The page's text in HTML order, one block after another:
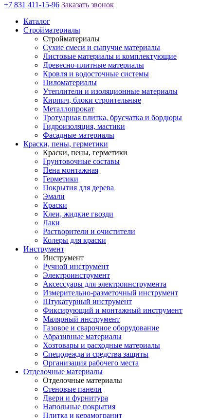
+7 831 411-15-96 Заказать звонок
Каталог
Стройматериалы
Стройматериалы
Сухие смеси и сыпучие материалы
Листовые материалы и комплектующие
Древесно-плитные материалы
Кровля и водосточные системы
Пиломатериалы
Утеплители и изоляционные материалы
Кирпич, блоки строительные
Металлопрокат
Тротуарная плитка, брусчатка и бордюры
Гидроизоляция, мастики
Фасадные материалы
Краски, пены, герметики
Краски, пены, герметики
Грунтовочные составы
Пена монтажная
Герметики
Покрытия для дерева
Эмали
Краски
Клеи, жидкие гвозди
Лаки
Растворители и очистители
Колеры для краски
Инструмент
Инструмент
Ручной инструмент
Электроинструмент
Аксессуары для электроинструмента
Измерительно-разметочный инструмент
Штукатурный инструмент
Фиксирующий и монтажный инструмент
Малярный инструмент
Газовое и сварочное оборудование
Абразивные материалы
Хозтовары и расходные материалы
Спецодежда и средства защиты
Организация рабочего места
Отделочные материалы
Отделочные материалы
Стеновые панели
Двери и фурнитура
Напольные покрытия
Плитка и керамогранит